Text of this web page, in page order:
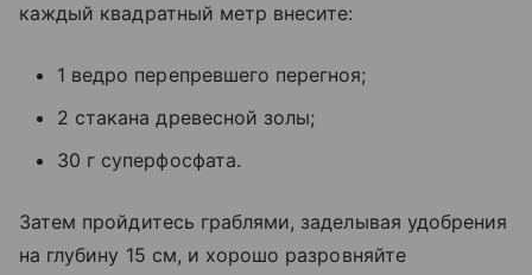
каждый квадратный метр внесите:
1 ведро перепревшего перегноя;
2 стакана древесной золы;
30 г суперфосфата.
Затем пройдитесь граблями, заделывая удобрения
на глубину 15 см, и хорошо разровняйте